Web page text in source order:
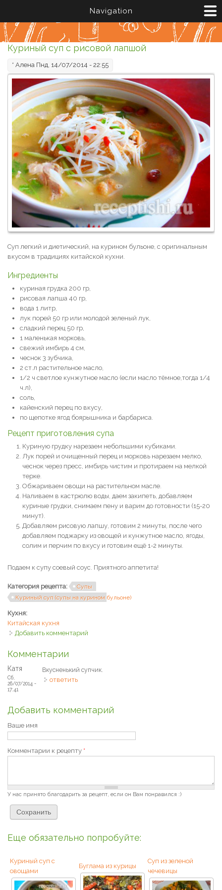
Navigation
Куриный суп с рисовой лапшой
* Алена Пнд, 14/07/2014 - 22:55
Суп легкий и диетический, на курином бульоне, с оригинальным
вкусом в традициях китайской кухни.
Ингредиенты
куриная грудка 200 гр,
рисовая лапша 40 гр,
вода 1 литр,
лук порей 50 гр или молодой зеленый лук,
сладкий перец 50 гр,
1 маленькая морковь,
свежий имбирь 4 см,
чеснок 3 зубчика,
2 ст.л растительное масло,
1/2 ч светлое кунжутное масло (если масло тёмное,тогда 1/4
ч.л),
соль,
кайенский перец по вкусу,
по щепотке ягод боярышника и барбариса.
Рецепт приготовления супа
Куриную грудку нарезаем небольшими кубиками.
Лук порей и очищенный перец и морковь нарезаем мелко,
чеснок через пресс, имбирь чистим и протираем на мелкой
терке.
Обжариваем овощи на растительном масле.
Наливаем в кастрюлю воды, даем закипеть, добавляем
куриные грудки, снимаем пену и варим до готовности (15-20
минут).
Добавляем рисовую лапшу, готовим 2 минуты, после чего
добавляем поджарку из овощей и кунжутное масло, ягоды,
солим и перчим по вкусу и готовим ещё 1-2 минуты.
Подаем к супу соевый соус. Приятного аппетита!
Категория рецепта:
Супы
Куриный суп (супы на курином бульоне)
Кухня:
Китайская кухня
Добавить комментарий
Комментарии
Катя
Сб,
26/07/2014 -
17:41
Вкусненький супчик.
ответить
Добавить комментарий
Ваше имя
Комментарии к рецепту *
У нас принято благодарить за рецепт, если он Вам понравился :)
Еще обязательно попробуйте:
Куриный суп с
овощами
Буглама из курицы
Суп из зеленой
чечевицы